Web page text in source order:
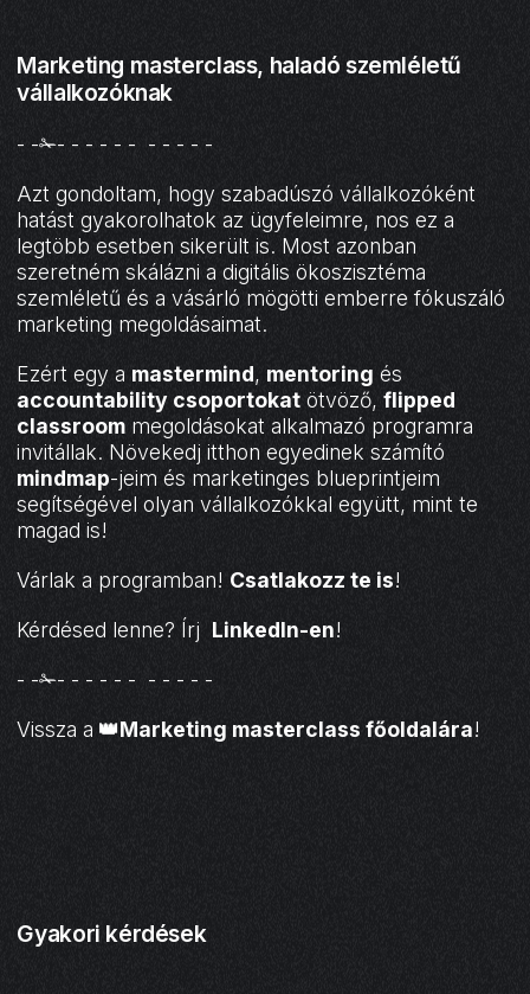
Marketing masterclass, haladó szemléletű
vállalkozóknak
- -✁- - - - - - - - - - -
Azt gondoltam, hogy szabadúszó vállalkozóként
hatást gyakorolhatok az ügyfeleimre, nos ez a
legtöbb esetben sikerült is. Most azonban
szeretném skálázni a digitális ökoszisztéma
szemléletű és a vásárló mögötti emberre fókuszáló
marketing megoldásaimat.
Ezért egy a mastermind, mentoring és
accountability csoportokat ötvöző,flipped
classroom megoldásokat alkalmazó programra
invitállak. Növekedj itthon egyedinek számító
mindmap-jeim és marketinges blueprintjeim
segítségével olyan vállalkozókkal együtt, mint te
magad is!
Várlak a programban! Csatlakozz te is!
Kérdésed lenne? Írj LinkedIn-en!
- -✁- - - - - - - - - - -
Vissza a 👑Marketing masterclass főoldalára!
Gyakori kérdések